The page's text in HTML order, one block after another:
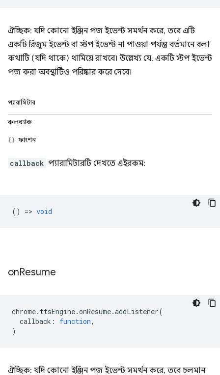
ঐচ্ছিক: যদি কোনো ইঞ্জিন পজ ইভেন্ট সমর্থন করে, তবে এটি
একটি রিজুম ইভেন্ট বা স্টপ ইভেন্ট না পাওয়া পর্যন্ত বর্তমানে বলা
কথাটি (যদি থাকে) থামিয়ে রাখবে। উল্লেখ্য যে, একটি স্টপ ইভেন্ট
পজ করা অবস্থাটিও পরিষ্কার করে দেবে।
প্যারামিটার
কলব্যাক
ফাংশন
callback প্যারামিটারটি দেখতে এইরকম:
() => void
onResume
chrome. ttsEngine.onResume.addListener(
callback : function,
)
ঐচ্ছিক: যদি কোনো ইঞ্জিন পজ ইভেন্ট সমর্থন করে, তবে চলমান